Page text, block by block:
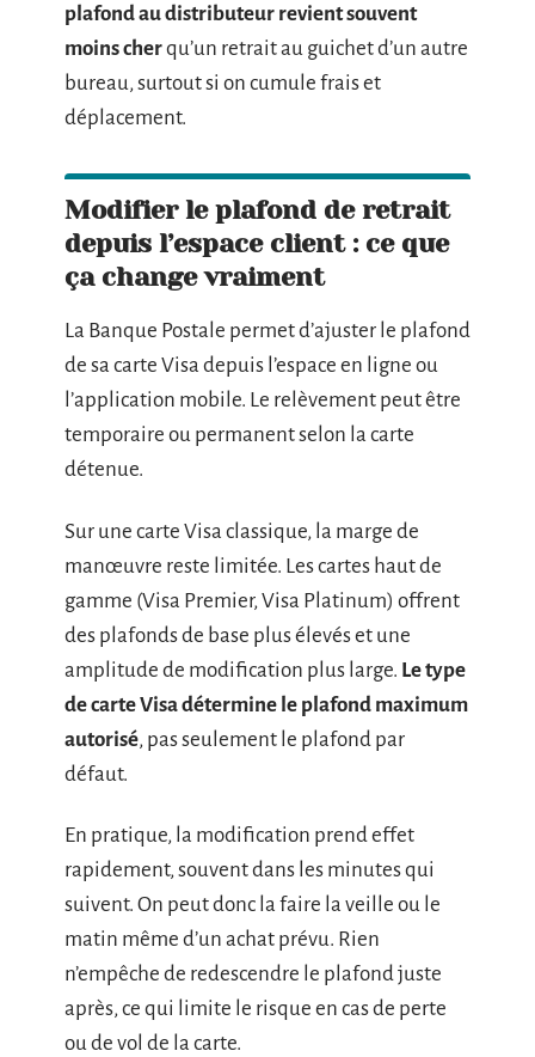
plafond au distributeur revient souvent
moins cherqu’un retrait au guichet d’un autre
bureau, surtout si on cumule frais et
déplacement.
Modifier le plafond de retrait
depuis l’espace client : ce que
ça change vraiment
La Banque Postale permet d’ajuster le plafond
de sa carte Visa depuis l’espace en ligne ou
l’application mobile. Le relèvement peut être
temporaire ou permanent selon la carte
détenue.
Sur une carte Visa classique, la marge de
manœuvre reste limitée. Les cartes haut de
gamme (Visa Premier, Visa Platinum) offrent
des plafonds de base plus élevés et une
amplitude de modification plus large. Le type
de carte Visa détermine le plafond maximum
autorisé, pas seulement le plafond par
défaut.
En pratique, la modification prend effet
rapidement, souvent dans les minutes qui
suivent. On peut donc la faire la veille ou le
matin même d’un achat prévu. Rien
n’empêche de redescendre le plafond juste
après, ce qui limite le risque en cas de perte
ou de vol de la carte.